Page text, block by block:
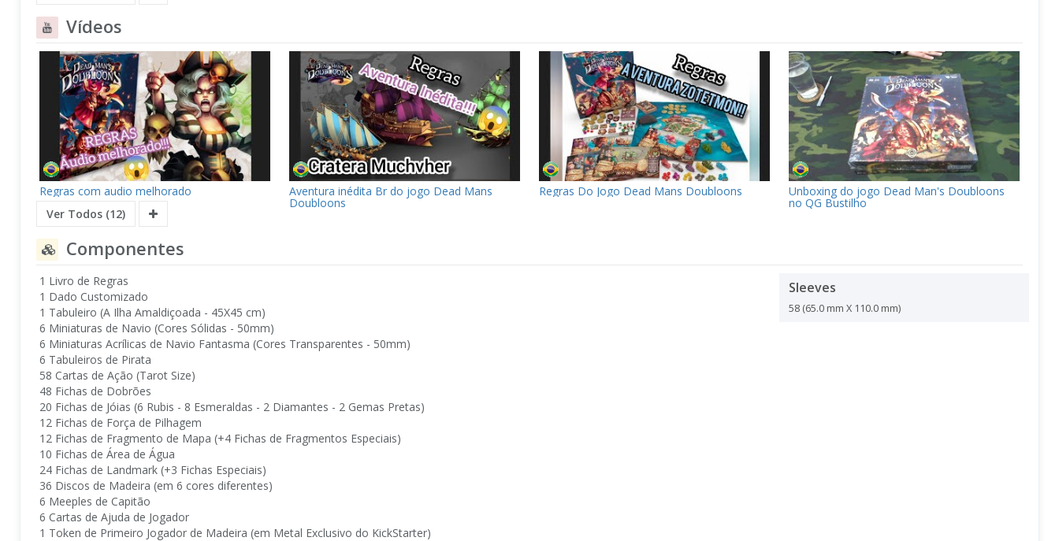
Vídeos
Regras com audio melhorado Aventura inédita Br do jogo Dead Mans
Doubloons
Regras Do Jogo Dead Mans Doubloons Unboxing do jogo Dead Man's Doubloons
no QG Bustilho
Ver Todos (12)
Componentes
1 Livro de Regras
1 Dado Customizado
1 Tabuleiro (A Ilha Amaldiçoada - 45X45 cm)
6 Miniaturas de Navio (Cores Sólidas - 50mm)
6 Miniaturas Acrílicas de Navio Fantasma (Cores Transparentes - 50mm)
6 Tabuleiros de Pirata
58 Cartas de Ação (Tarot Size)
48 Fichas de Dobrões
20 Fichas de Jóias (6 Rubis - 8 Esmeraldas - 2 Diamantes - 2 Gemas Pretas)
12 Fichas de Força de Pilhagem
12 Fichas de Fragmento de Mapa (+4 Fichas de Fragmentos Especiais)
10 Fichas de Área de Água
24 Fichas de Landmark (+3 Fichas Especiais)
36 Discos de Madeira (em 6 cores diferentes)
6 Meeples de Capitão
6 Cartas de Ajuda de Jogador
1 Token de Primeiro Jogador de Madeira (em Metal Exclusivo do KickStarter)
Sleeves
58 (65.0 mm X 110.0 mm)